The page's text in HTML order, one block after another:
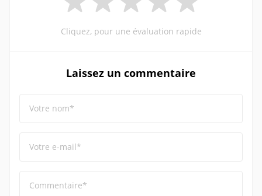
Cliquez, pour une évaluation rapide
Laissez un commentaire
Votre nom*
Votre e-mail*
Commentaire*